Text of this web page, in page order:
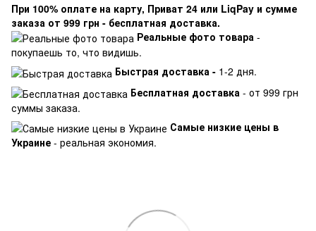
При 100% оплате на карту, Приват 24 или LiqPay и сумме
заказа от 999 грн - бесплатная доставка.
Реальные фото товара -
покупаешь то, что видишь.
Быстрая доставка - 1-2 дня.
Бесплатная доставка - от 999 грн
суммы заказа.
Самые низкие цены в
Украине - реальная экономия.